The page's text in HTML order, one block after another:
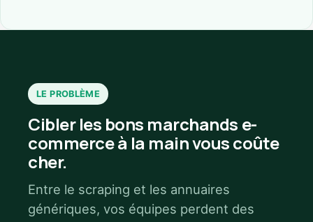
LE PROBLÈME
Cibler les bons marchands e-
commerce à la main vous coûte
cher.
Entre le scraping et les annuaires
génériques, vos équipes perdent des